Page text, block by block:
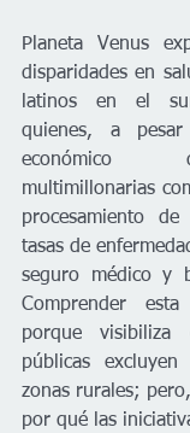
Planeta Venus
disparidades en
latinos en el
quienes, a
económico
multimillonarias
procesamiento
tasas de
seguro médico y
Comprender
porque visibiliza
públicas
zonas rurales;
por qué las